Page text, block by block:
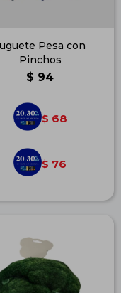
Pesa con
Pinchos
$ 94
$ 68
$ 76